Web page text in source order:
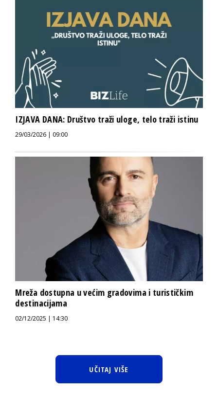
IZJAVA DANA: Društvo traži uloge, telo traži istinu
29/03/2026 | 09:00
Mreža dostupna u većim gradovima i turističkim
destinacijama
02/12/2025 | 14:30
UČITAJ VIŠE